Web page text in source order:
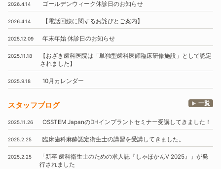
2026.4.14 ゴールデンウィーク休診日のお知らせ
2026.4.14 【電話回線に関するお詫びとご案内】
2025.12.09 年末年始 休診日のお知らせ
2025.11.18 【おざき歯科医院は 「単独型歯科医師臨床研修施設」
として認定
されました】
2025.9.18 10月 カレンダー
スタッフブログ 一覧
2025.11.26 OSSTEM JapanのDHインプラントセミナー受講してきました！
2025.2.25 臨床歯科麻酔認定衛生士の講習を受講してきました。
2025.2.25 「新卒 歯科衛生士のための求人誌『しゃほかんV 2025』」 が発
行されました